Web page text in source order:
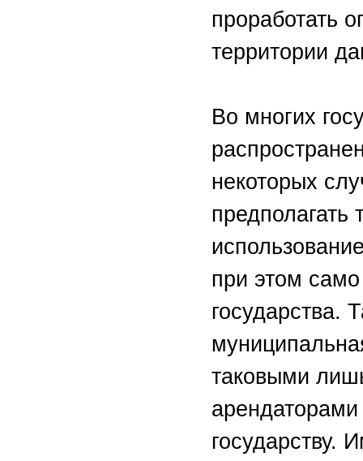
проработать
территории
Во многих
некоторых
предполагать
при этом само
государства.
таковыми
государству.